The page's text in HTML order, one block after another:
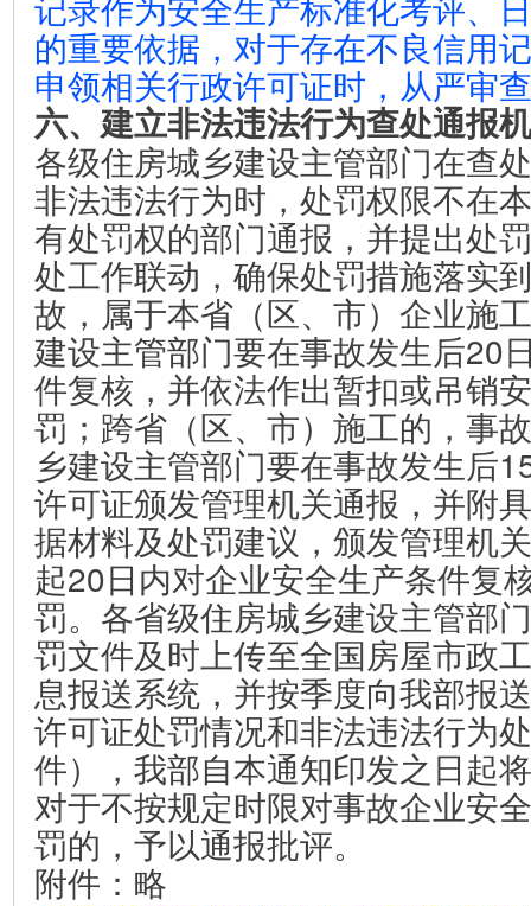
的重要依据，对于存在不良信用
申领相关行政许可证时，从严审
六、建立非法违法行为查处通报
各级住房城乡建设主管部门在查
非法违法行为时，处罚权限不在
有处罚权的部门通报，并提出处
处工作联动，确保处罚措施落实
故，属于本省（区、市）企业施
建设主管部门要在事故发生后20
件复核，并依法作出暂扣或吊销
罚；跨省（区、市）施工的，事
乡建设主管部门要在事故发生后
许可证颁发管理机关通报，并附
据材料及处罚建议，颁发管理机
起20日内对企业安全生产条件复
罚。各省级住房城乡建设主管部
罚文件及时上传至全国房屋市政
息报送系统，并按季度向我部报
许可证处罚情况和非法违法行为
件），我部自本通知印发之日起
对于不按规定时限对事故企业安
罚的，予以通报批评。
附件：略